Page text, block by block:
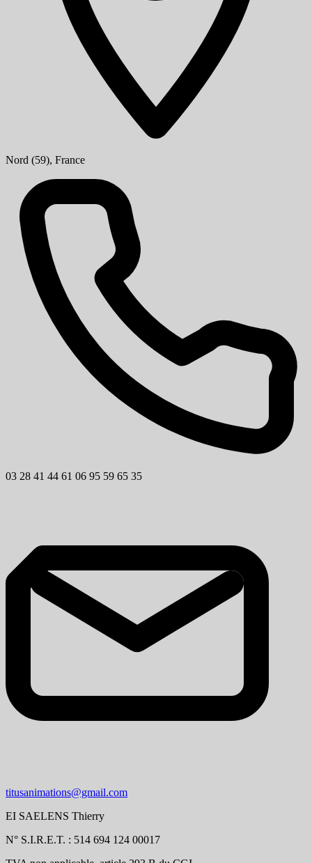
Nord (59), France
03 28 41 44 61 06 95 59 65 35
titusanimations@gmail.com
EI SAELENS Thierry
N° S.I.R.E.T. : 514 694 124 00017